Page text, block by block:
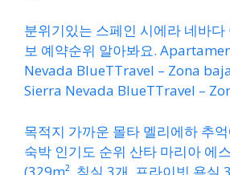
분위기있는 스페인 시에라 네바다
보 예약순위 알아봐요.
Nevada BlueTTravel – Zona
Sierra Nevada BlueTTravel –
목적지 가까운 몰타 멜리에하 추
숙박 인기도 순위 산타 마리아 에
(329m², 침실 3개, 프라이빗 욕실